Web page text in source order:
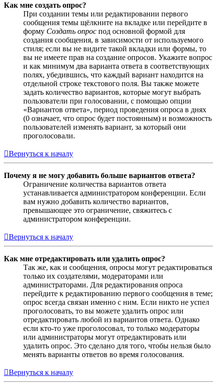
Как мне создать опрос?
При создании темы или редактировании первого
сообщения темы щёлкните на вкладке или перейдите в
форму Создать опрос под основной формой для
создания сообщения, в зависимости от используемого
стиля; если вы не видите такой вкладки или формы, то
вы не имеете прав на создание опросов. Укажите вопрос
и как минимум два варианта ответа в соответствующих
полях, убедившись, что каждый вариант находится на
отдельной строке текстового поля. Вы также можете
задать количество вариантов, которые могут выбрать
пользователи при голосовании, с помощью опции
«Вариантов ответа», период проведения опроса в днях
(0 означает, что опрос будет постоянным) и возможность
пользователей изменять вариант, за который они
проголосовали.
Вернуться к началу
Почему я не могу добавить больше вариантов ответа?
Ограничение количества вариантов ответа
устанавливается администратором конференции. Если
вам нужно добавить количество вариантов,
превышающее это ограничение, свяжитесь с
администратором конференции.
Вернуться к началу
Как мне отредактировать или удалить опрос?
Так же, как и сообщения, опросы могут редактироваться
только их создателями, модераторами или
администраторами. Для редактирования опроса
перейдите к редактированию первого сообщения в теме;
опрос всегда связан именно с ним. Если никто не успел
проголосовать, то вы можете удалить опрос или
отредактировать любой из вариантов ответа. Однако
если кто-то уже проголосовал, то только модераторы
или администраторы могут отредактировать или
удалить опрос. Это сделано для того, чтобы нельзя было
менять варианты ответов во время голосования.
Вернуться к началу